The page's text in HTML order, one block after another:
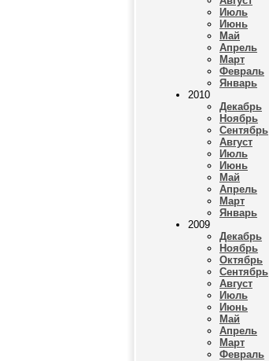
Июль
Июнь
Май
Апрель
Март
Февраль
Январь
2010
Декабрь
Ноябрь
Сентябрь
Август
Июль
Июнь
Май
Апрель
Март
Январь
2009
Декабрь
Ноябрь
Октябрь
Сентябрь
Август
Июль
Июнь
Май
Апрель
Март
Февраль